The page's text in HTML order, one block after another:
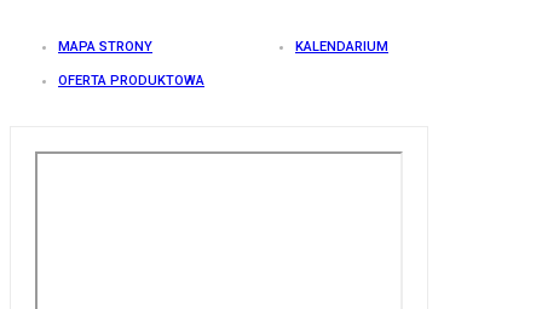
MAPA STRONY KALENDARIUM
OFERTA PRODUKTOWA